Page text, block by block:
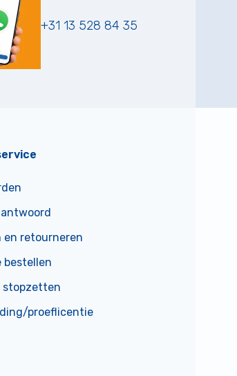
+31 13 528 84 35
en retourneren
stopzetten
proeflicentie